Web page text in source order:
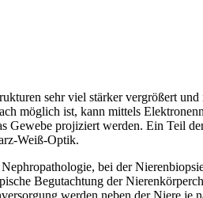
sehr viel stärker vergrößert
möglich ist, kann mittels
projiziert werden. Ein Teil
Weiß-Optik.
bei der
Begutachtung der
werden neben der Niere